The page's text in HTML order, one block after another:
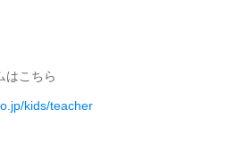
はこちら
kids/teacher